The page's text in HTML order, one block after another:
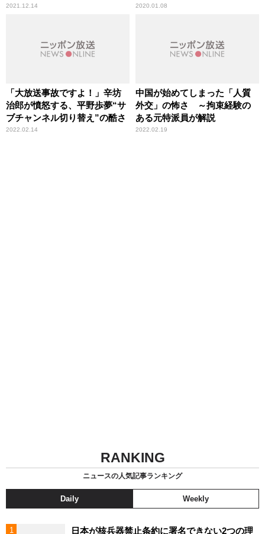
2021.12.14 2020.01.08
「大放送事故ですよ！」辛坊
治郎が憤怒する、平野歩夢“サ
ブチャンネル切り替え”の酷さ
2022.02.14
中国が始めてしまった「人質
外交」の怖さ ～拘束経験の
ある元特派員が解説
2022.02.19
RANKING
ニュースの人気記事ランキング
Daily Weekly
日本が核兵器禁止条約に署名できない2つの理